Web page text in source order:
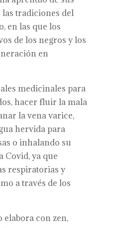
tradiciones del
en las que los
de los negros y los
en
medicinales para
hacer fluir la mala
la vena varice,
hervida para
o inhalando su
Covid, ya que
respiratorias y
a través de los
con zen,